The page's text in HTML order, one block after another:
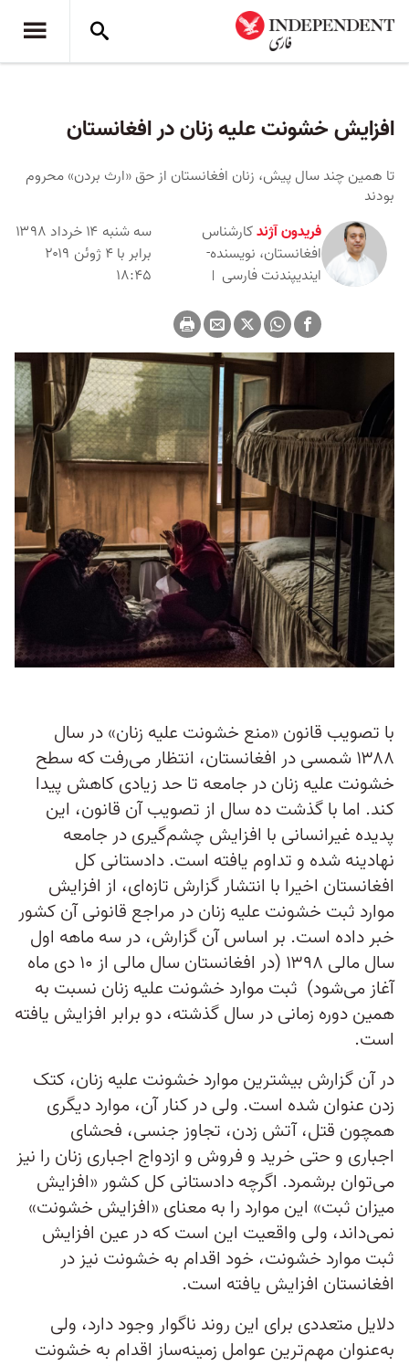
افزایش خشونت علیه زنان در افغانستان
تا همین چند سال پیش، زنان افغانستان از حق «ارث بردن» محروم
بودند
فریدون آژندکارشناس
افغانستان، نویسنده-
ایندیپندنت فارسی
سه شنبه ۱۴ خرداد ۱۳۹۸
برابر با ۴ ژوئن ۲۰۱۹
۱۸:۴۵
با تصویب قانون «منع خشونت علیه زنان» در سال
۱۳۸۸ شمسی در افغانستان، انتظار می‌رفت که سطح
خشونت علیه زنان در جامعه تا حد زیادی کاهش پیدا
کند. اما با گذشت ده سال از تصویب آن قانون، این
پدیده غیرانسانی با افزایش چشم‌گیری در جامعه
نهادینه شده و تداوم یافته است. دادستانی کل
افغانستان اخیرا با انتشار گزارش تازه‌ای، از افزایش
موارد ثبت خشونت علیه زنان در مراجع قانونی آن کشور
خبر داده است. بر اساس آن گزارش، در سه ماهه اول
سال مالی ۱۳۹۸ (در افغانستان سال مالی از ۱۰ دی ماه
آغاز می‌شود) ثبت موارد خشونت علیه زنان نسبت به
همین دوره زمانی در سال گذشته، دو برابر افزایش یافته
است.
در آن گزارش بیشترین موارد خشونت علیه زنان، کتک
زدن عنوان شده است. ولی در کنار آن، موارد دیگری
همچون قتل، آتش زدن، تجاوز جنسی، فحشای
اجباری و حتی خرید و فروش و ازدواج اجباری زنان را نیز
می‌توان برشمرد. اگرچه دادستانی کل کشور «افزایش
میزان ثبت» این موارد را به معنای «افزایش خشونت»
نمی‌داند، ولی واقعیت این است که در عین افزایش
ثبت موارد خشونت، خود اقدام به خشونت نیز در
افغانستان افزایش یافته است.
دلایل متعددی برای این روند ناگوار وجود دارد، ولی
به‌عنوان مهم‌ترین عوامل زمینه‌ساز اقدام به خشونت